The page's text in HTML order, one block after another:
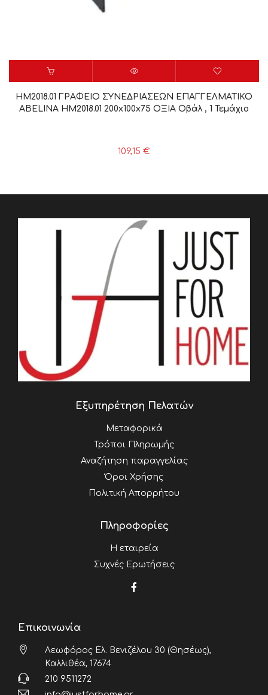
HM2018.01 ΓΡΑΦΕΙΟ ΣΥΝΕΔΡΙΑΣΕΩΝ ΕΠΑΓΓΕΛΜΑΤΙΚΟ
ABELINA HM2018.01 200x100x75 ΟΞΙΑ Οβάλ , 1 Τεμάχιο
109,15 €
Εξυπηρέτηση Πελατών
Μεταφορικά
Τρόποι Πληρωμής
Αναζήτηση παραγγελίας
Όροι Χρήσης
Πολιτική Απορρήτου
Πληροφορίες
Η εταιρεία
Συχνές Ερωτήσεις
Επικοινωνία
Λεωφόρος Ελ. Βενιζέλου 30 (Θησέως),
Καλλιθέα, 17674
210 9511272